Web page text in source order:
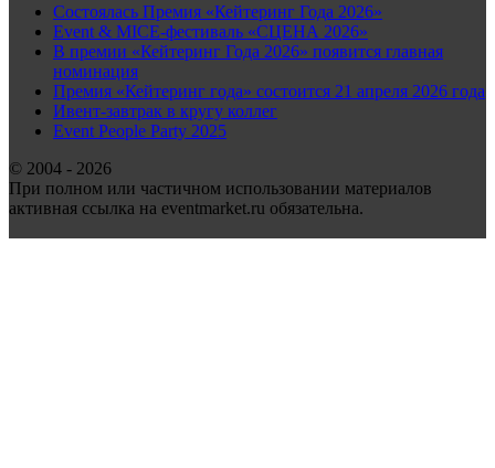
Состоялась Премия «Кейтеринг Года 2026»
Event & MICE-фестиваль «СЦЕНА 2026»
В премии «Кейтеринг Года 2026» появится главная
номинация
Премия «Кейтеринг года» состоится 21 апреля 2026 года
Ивент-завтрак в кругу коллег
Event People Party 2025
© 2004 - 2026
При полном или частичном использовании материалов
активная ссылка на eventmarket.ru обязательна.